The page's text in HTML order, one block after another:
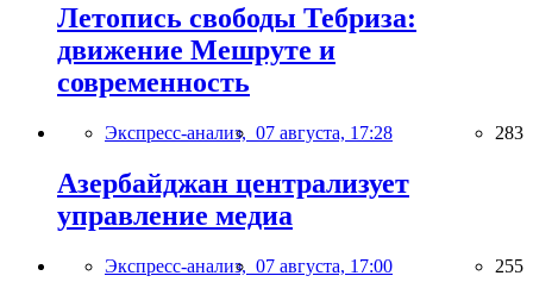
Летопись свободы Тебриза:
движение Мешруте и
современность
Экспресс-анализ, 07 августа, 17:28 283
Азербайджан централизует
управление медиа
Экспресс-анализ, 07 августа, 17:00 255